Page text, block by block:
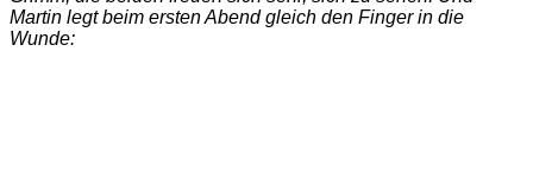
Martin legt beim ersten Abend gleich den Finger in die
Wunde: